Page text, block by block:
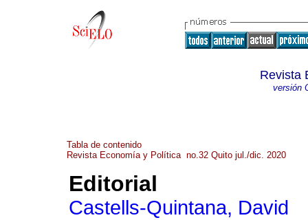
Revista
versión
Tabla de contenido
Revista Economía y Política no.32 Quito jul./dic. 2020
Editorial
Castells-Quintana, David